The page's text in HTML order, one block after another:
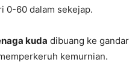
0-60 dalam sekejap.
kuda dibuang ke gandar
kemurnian.